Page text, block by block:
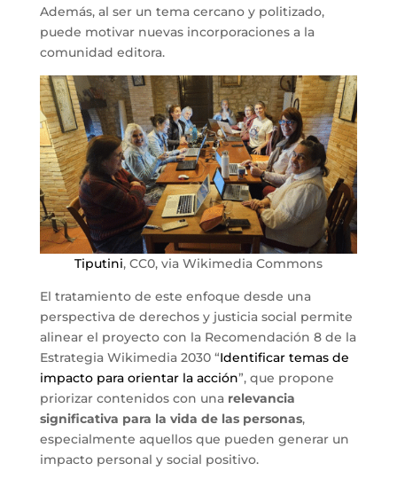
Además, al ser un tema cercano y politizado,
puede motivar nuevas incorporaciones a la
comunidad editora.
Tiputini, CC0, via Wikimedia Commons
El tratamiento de este enfoque desde una
perspectiva de derechos y justicia social permite
alinear el proyecto con la Recomendación 8 de la
Estrategia Wikimedia 2030 “Identificar temas de
impacto para orientar la acción”, que propone
priorizar contenidos con una relevancia
significativa para la vida de las personas,
especialmente aquellos que pueden generar un
impacto personal y social positivo.